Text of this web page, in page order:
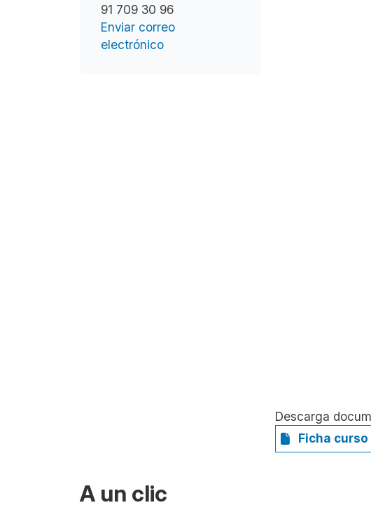
91 709 30 96
Enviar correo
electrónico
Descarga
Ficha
A un clic